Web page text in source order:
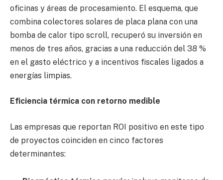
oficinas y áreas de procesamiento. El esquema, que
combina colectores solares de placa plana con una
bomba de calor tipo scroll, recuperó su inversión en
menos de tres años, gracias a una reducción del 38 %
en el gasto eléctrico y a incentivos fiscales ligados a
energías limpias.
Eficiencia térmica con retorno medible
Las empresas que reportan ROI positivo en este tipo
de proyectos coinciden en cinco factores
determinantes: